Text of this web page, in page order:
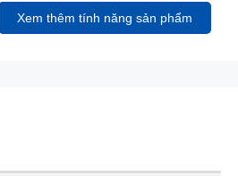
Xem thêm tính năng sản phẩm